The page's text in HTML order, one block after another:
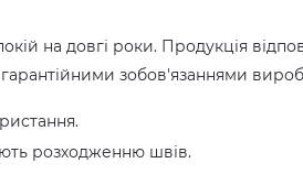
на довгі роки. Продукція
зобов'язаннями
розходженню швів.